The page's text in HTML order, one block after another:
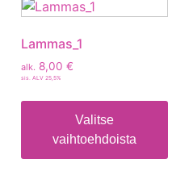
Lammas_1
alk. 8,00 €
sis. ALV 25,5%
Valitse
vaihtoehdoista